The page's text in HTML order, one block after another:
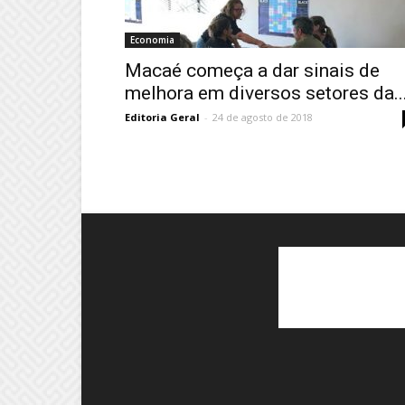
Economia
Macaé começa a dar sinais de
melhora em diversos setores
Editoria Geral - 24 de agosto de 2018